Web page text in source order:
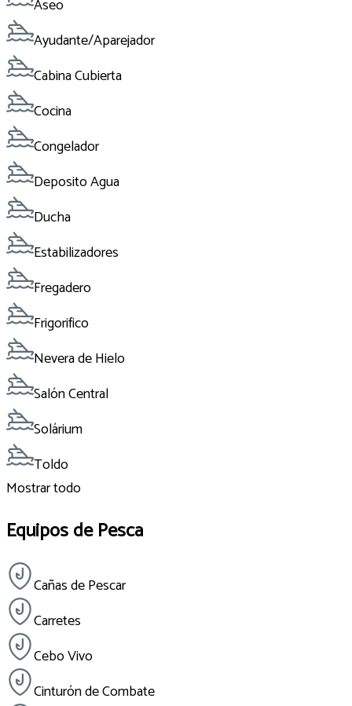
Aseo
Ayudante/Aparejador
Cabina Cubierta
Cocina
Congelador
Deposito Agua
Ducha
Estabilizadores
Fregadero
Frigorifico
Nevera de Hielo
Salón Central
Solárium
Toldo
Mostrar todo
Equipos de Pesca
Cañas de Pescar
Carretes
Cebo Vivo
Cinturón de Combate